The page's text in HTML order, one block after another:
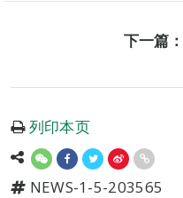
下一篇：
列印本页
NEWS-1-5-203565